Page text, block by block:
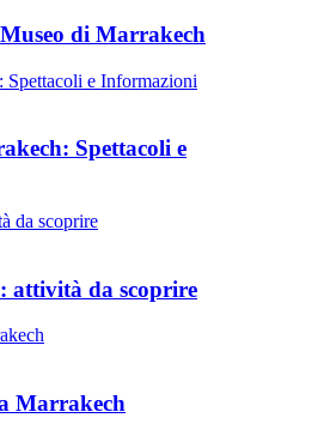
di Marrakech
Spettacoli e Informazioni
Spettacoli e
da scoprire
attività da scoprire
Marrakech